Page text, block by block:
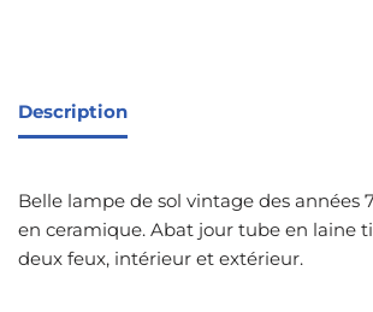
Description
Belle lampe de sol vintage des années
en ceramique. Abat jour tube en laine
deux feux, intérieur et extérieur.